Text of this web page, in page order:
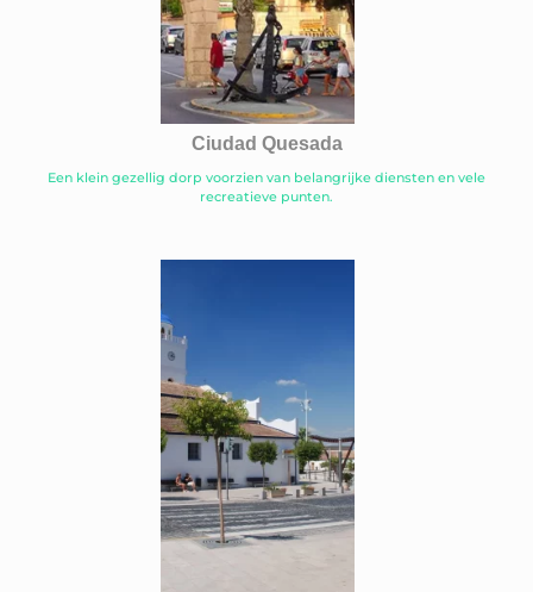
Ciudad Quesada
Een klein gezellig dorp voorzien van belangrijke diensten en vele
recreatieve punten.